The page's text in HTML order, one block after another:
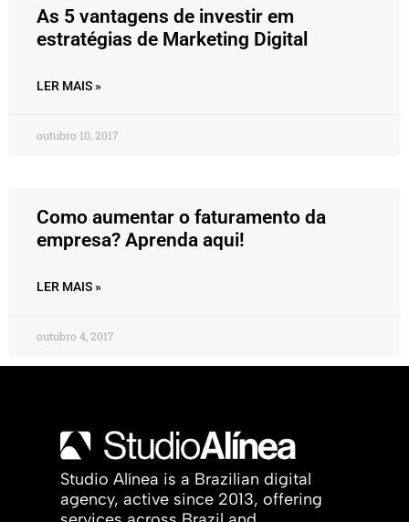
As 5 vantagens de investir em
estratégias de Marketing Digital
LER MAIS »
outubro 10, 2017
Como aumentar o faturamento da
empresa? Aprenda aqui!
LER MAIS »
outubro 4, 2017
Studio Alínea is a Brazilian digital
agency, active since 2013, offering